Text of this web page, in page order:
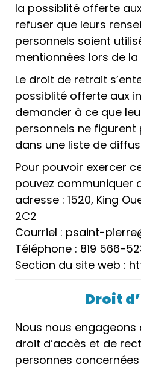
la possiblité offerte
refuser que leurs
personnels soient
mentionnées lors de
Le droit de retrait
possiblité offerte aux
demander à ce que
personnels ne figurent
dans une liste de
Pour pouvoir exercer
pouvez communiquer
adresse : 1520, King
2C2
Courriel : psaint-
Téléphone : 819 566-
Section du site web :
Droit
Nous nous
droit d’accès et de
personnes